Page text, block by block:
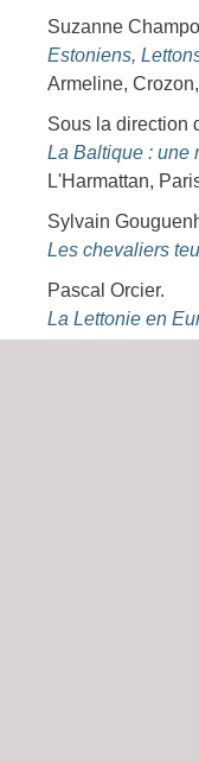
Suzanne
Estoniens,
Armeline,
Sous la direction
La Baltique : une
L'Harmattan,
Sylvain
Les chevaliers
Pascal Orcier.
La Lettonie en